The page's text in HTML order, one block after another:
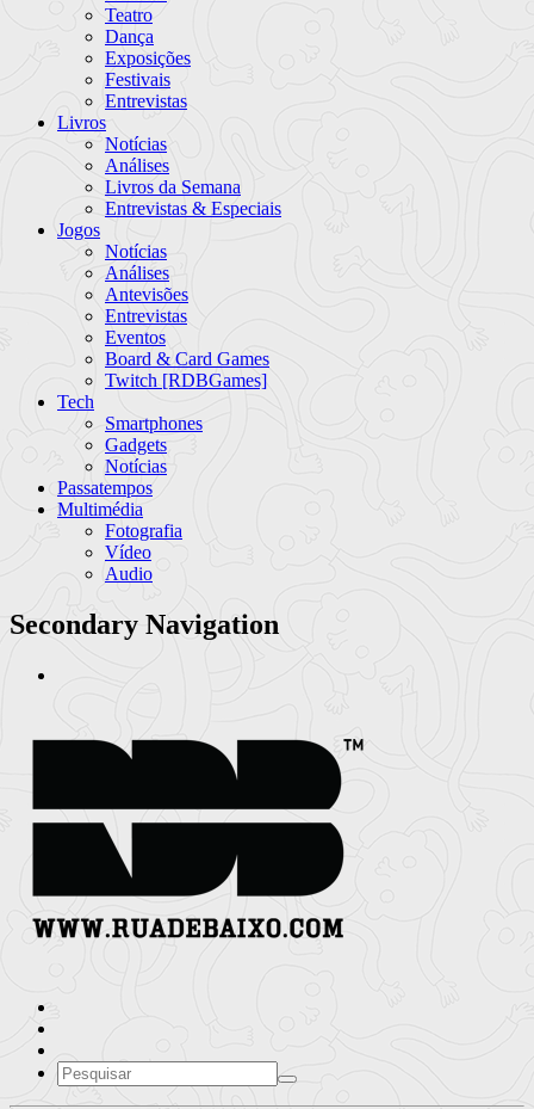
Teatro
Dança
Exposições
Festivais
Entrevistas
Livros
Notícias
Análises
Livros da Semana
Entrevistas & Especiais
Jogos
Notícias
Análises
Antevisões
Entrevistas
Eventos
Board & Card Games
Twitch [RDBGames]
Tech
Smartphones
Gadgets
Notícias
Passatempos
Multimédia
Fotografia
Vídeo
Audio
Secondary Navigation